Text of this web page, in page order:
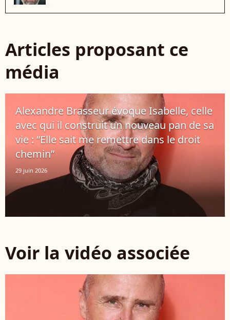
Articles proposant ce
média
Alexandre Brasseur évoque Isabelle, celle
avec qui il construit un nouveau pan de sa
vie : “Elle sait me remettre dans le droit
chemin”
29 juin 2026
Voir la vidéo associée